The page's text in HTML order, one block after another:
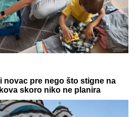
novac pre nego što stigne na
skoro niko ne planira